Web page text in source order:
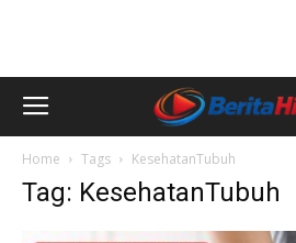
Home Tags KesehatanTubuh
Tag: KesehatanTubuh